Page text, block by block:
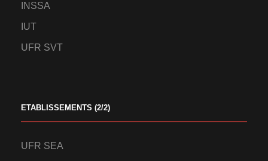
INSSA
IUT
UFR SVT
ETABLISSEMENTS (2/2)
UFR SEA